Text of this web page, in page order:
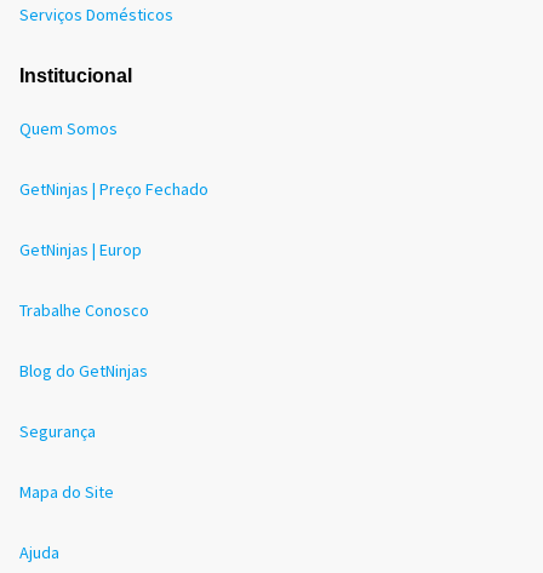
Serviços Domésticos
Institucional
Quem Somos
GetNinjas | Preço Fechado
GetNinjas | Europ
Trabalhe Conosco
Blog do GetNinjas
Segurança
Mapa do Site
Ajuda